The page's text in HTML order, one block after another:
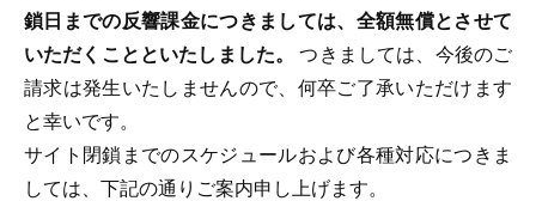
鎖日までの反響課金につきましては、全額無償とさせて
いただくことといたしました。つきましては、今後のご
請求は発生いたしませんので、何卒ご了承いただけます
と幸いです。
サイト閉鎖までのスケジュールおよび各種対応につきま
しては、下記の通りご案内申し上げます。